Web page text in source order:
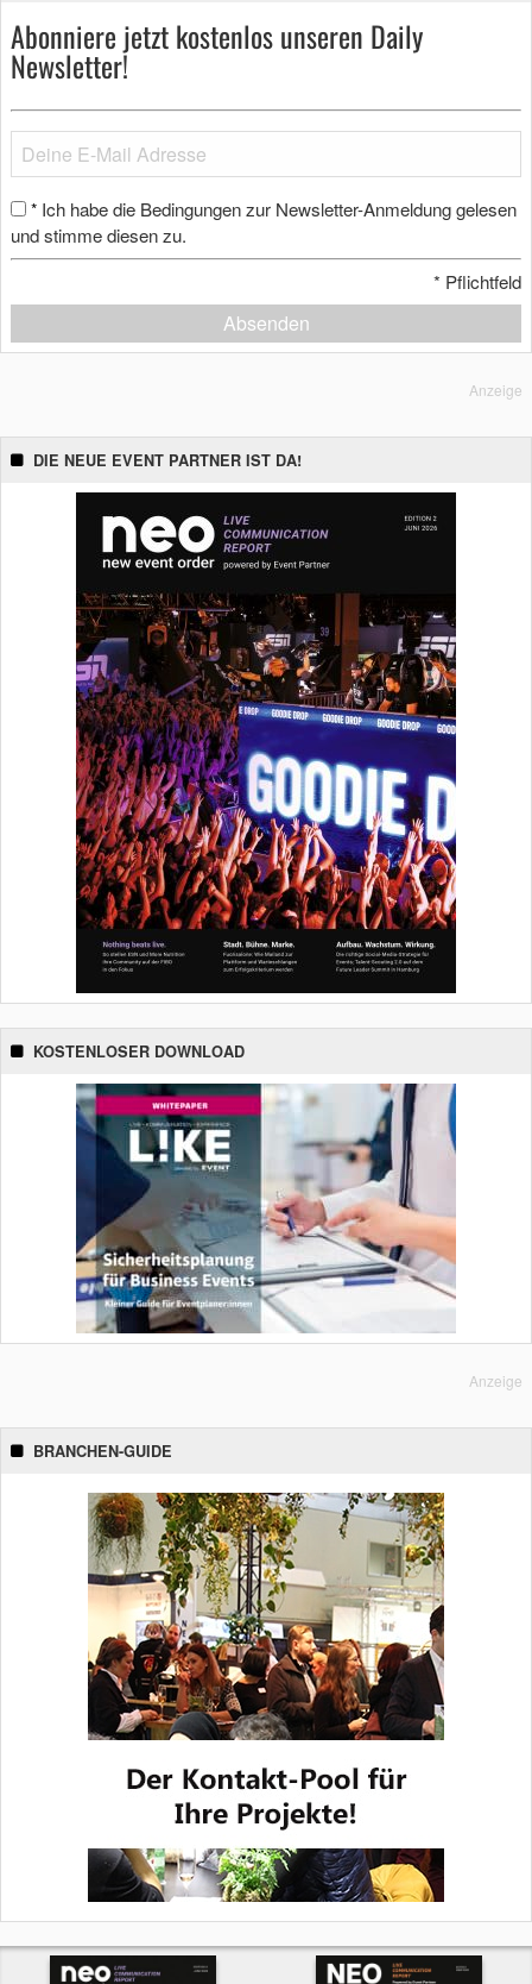
Abonniere jetzt kostenlos unseren Daily
Newsletter!
* Ich habe die Bedingungen zur Newsletter-Anmeldung gelesen
und stimme diesen zu.
* Pflichtfeld
Absenden
Anzeige
DIE NEUE EVENT PARTNER IST DA!
KOSTENLOSER DOWNLOAD
Anzeige
BRANCHEN-GUIDE